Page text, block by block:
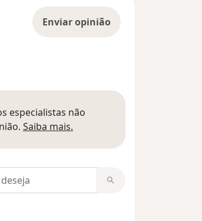
Enviar opinião
especialistas não
Saiba mais.